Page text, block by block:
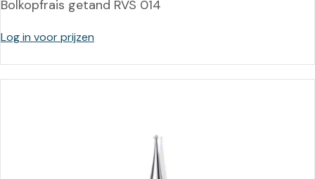
Bolkopfrais getand RVS 014
Log in voor prijzen